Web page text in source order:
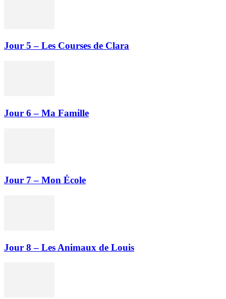
Jour 5 – Les Courses de Clara
Jour 6 – Ma Famille
Jour 7 – Mon École
Jour 8 – Les Animaux de Louis